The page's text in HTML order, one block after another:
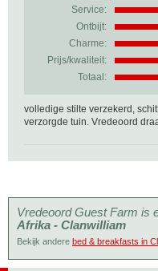
Service:
Ontbijt:
Charme:
Prijs/kwaliteit:
Totaal:
volledige stilte verzekerd,
verzorgde tuin. Vredeoord
Vredeoord Guest Farm is
Afrika - Clanwilliam
Bekijk andere bed & breakfasts in